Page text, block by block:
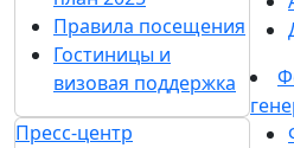
Правила посещения
Гостиницы и
визовая поддержка
Пресс-центр